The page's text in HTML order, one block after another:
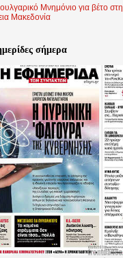
Μνημόνιο για βέτο στη
Μακεδονία
σήμερα